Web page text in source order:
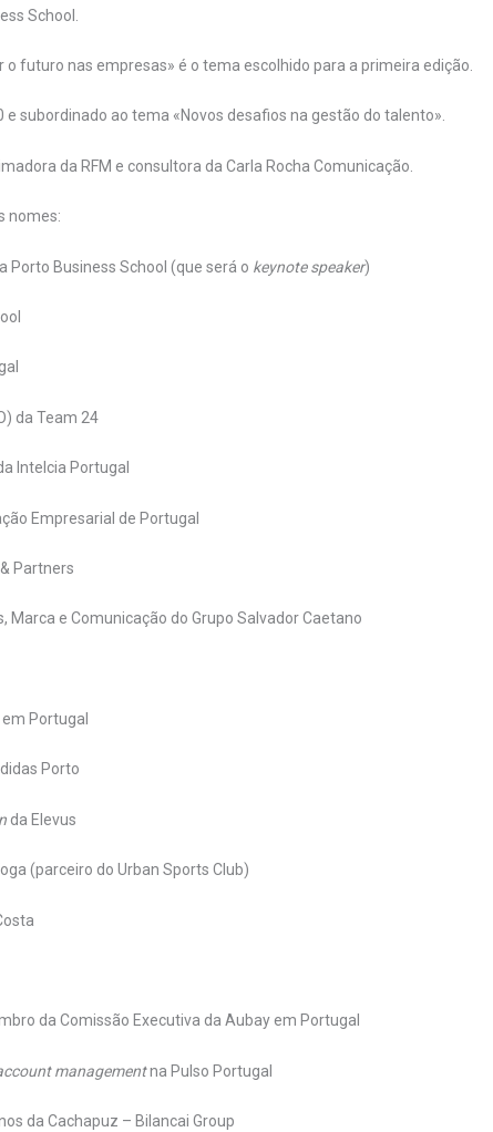
School.
futuro nas empresas» é o tema escolhido para a primeira edição.
e subordinado ao tema «Novos desafios na gestão do talento».
da RFM e consultora da Carla Rocha Comunicação.
nomes:
Porto Business School (que será o keynote speaker)
da Team 24
Intelcia Portugal
Empresarial de Portugal
Partners
e Comunicação do Grupo Salvador Caetano
Portugal
Porto
da Elevus
(parceiro do Urban Sports Club)
da Comissão Executiva da Aubay em Portugal
managementna Pulso Portugal
da Cachapuz – Bilancai Group